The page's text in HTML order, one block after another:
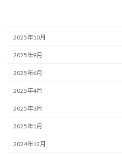
2025年10月
2025年9月
2025年6月
2025年4月
2025年3月
2025年1月
2024年12月